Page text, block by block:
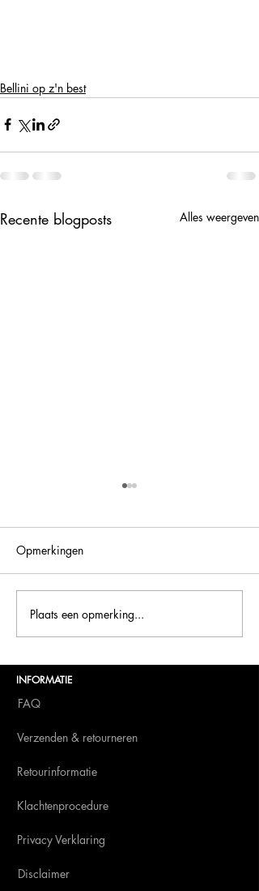
Bellini op z'n best
Recente blogposts Alles weergeven
Bellini.world brengt La
Dolce Vita naar BITE
Opmerkingen
Plaats een opmerking...
INFORMATIE
FAQ
Verzenden & retourneren
Retourinformatie
Klachtenprocedure
Privacy Verklaring
Disclaimer